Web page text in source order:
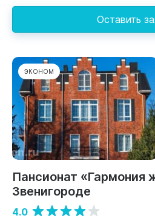
Оставить
ЭКОНОМ
Пансионат «Гармония
Звенигороде
4.0